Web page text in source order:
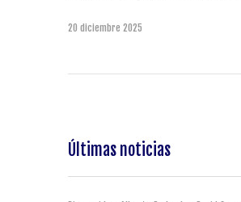
20 diciembre 2025
Últimas noticias